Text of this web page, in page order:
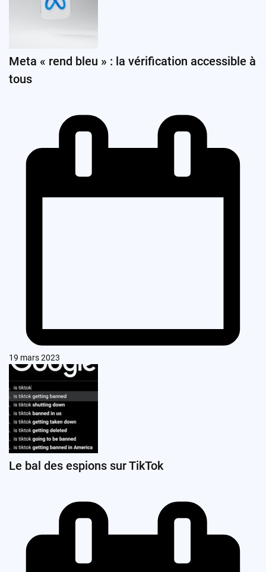
Meta « rend bleu » : la vérification accessible à
tous
19 mars 2023
Le bal des espions sur TikTok